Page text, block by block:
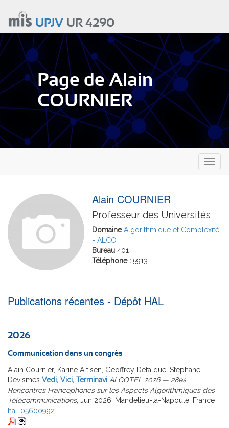
contenu
principal
UPJVUR 4290
Page de Alain
COURNIER
Alain COURNIER
Professeur des Universités
DomaineAlgorithmique et Complexité
- ALCO
Bureau 401
Téléphone : 5913
Publications récentes - Dépôt HAL
2026
Communication dans un congrès
Alain Cournier, Karine Altisen, Geoffrey Defalque, Stéphane
Devismes Vedi, Vici, Terminavi ALGOTEL 2026 — 28es
Rencontres Francophones sur les Aspects Algorithmiques des
Télécommunications, Jun 2026, Mandelieu-la-Napoule, France
hal-05600992